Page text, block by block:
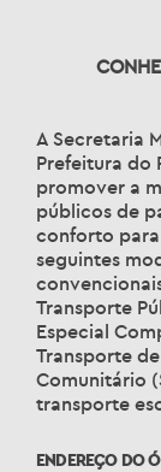
A Secretaria
Prefeitura do
promover a
públicos de
conforto para
seguintes
Transporte
Especial
Transporte
Comunitário
transporte
ENDEREÇO DO